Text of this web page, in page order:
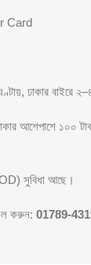
Card
ঢাকার বাইরে
আশেপাশে ১০০
সুবিধা আছে।
করুন: 01789-